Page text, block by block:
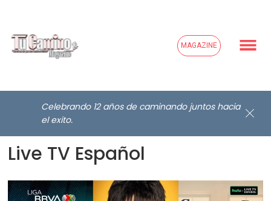
MAGAZINE
Celebrando 12 años de caminando juntos hacia
el exito.
Mayo se juega en Hulu +
Live TV Español